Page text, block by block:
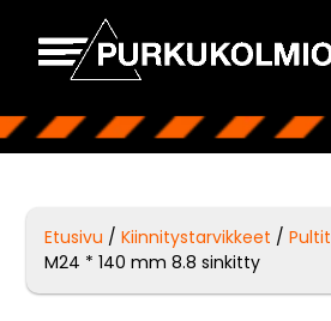
Etusivu /Kiinnitystarvikkeet /Pultit
M24 * 140 mm 8.8 sinkitty